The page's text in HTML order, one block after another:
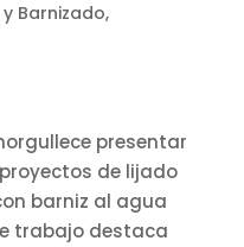
y Barnizado,
presentar
de lijado
barniz al agua
trabajo destaca